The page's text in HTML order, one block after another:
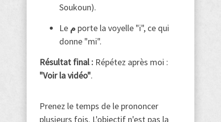
Soukoun).
Le م porte la voyelle "i", ce qui
donne "mi".
Résultat final : Répétez après moi :
"Voir la vidéo".
Prenez le temps de le prononcer
plusieurs fois. L'objectif n'est pas la